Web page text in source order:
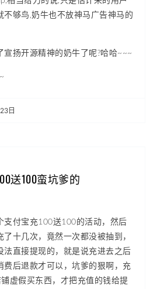
不够鸟,奶牛也不放神马广告神马的
宣扬开源精神的奶牛了呢?哈哈~~~
日
送100蛮坑爹的
支付宝充100送100的活动，然后
十几次，竟然一次都没被抽到，
法直接提现的，就是说充进去之后
费后退款才可以，坑爹的狠啊，充
虚假买东西，才把充值的钱给提